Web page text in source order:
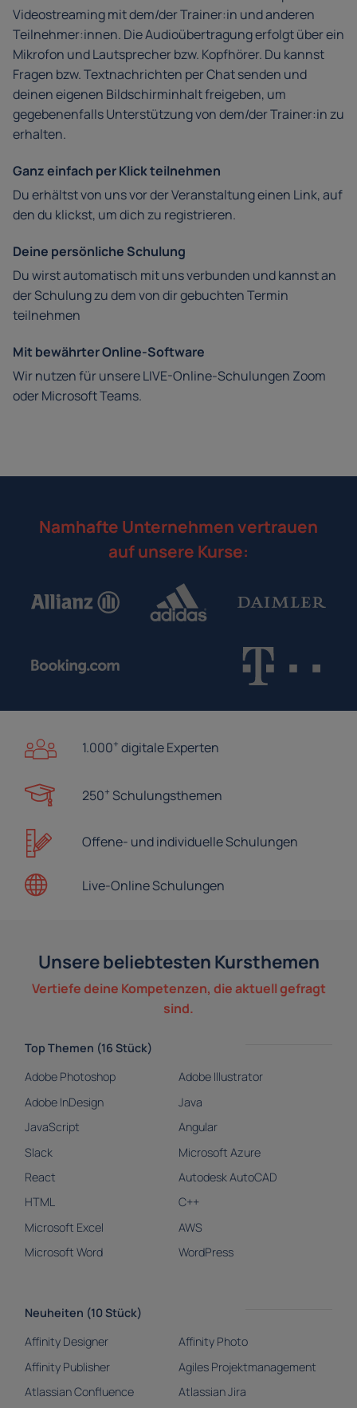
Videostreaming mit dem/der Trainer:in und anderen
Teilnehmer:innen. Die Audioübertragung erfolgt über ein
Mikrofon und Lautsprecher bzw. Kopfhörer. Du kannst
Fragen bzw. Textnachrichten per Chat senden und
deinen eigenen Bildschirminhalt freigeben, um
gegebenenfalls Unterstützung von dem/der Trainer:in zu
erhalten.
Ganz einfach per Klick teilnehmen
Du erhältst von uns vor der Veranstaltung einen Link, auf
den du klickst, um dich zu registrieren.
Deine persönliche Schulung
Du wirst automatisch mit uns verbunden und kannst an
der Schulung zu dem von dir gebuchten Termin
teilnehmen
Mit bewährter Online-Software
Wir nutzen für unsere LIVE-Online-Schulungen Zoom
oder Microsoft Teams.
Namhafte Unternehmen vertrauen
auf unsere Kurse:
1.000+ digitale Experten
250+ Schulungsthemen
Offene- undindividuelle Schulungen
Live-OnlineSchulungen
Unsere beliebtesten Kursthemen
Vertiefe deine Kompetenzen, die aktuell gefragt
sind.
Top Themen (16 Stück)
Adobe Photoshop
Adobe Illustrator
Adobe InDesign
Java
JavaScript
Angular
Slack
Microsoft Azure
React
Autodesk AutoCAD
HTML
C++
Microsoft Excel
AWS
Microsoft Word
WordPress
Neuheiten (10 Stück)
Affinity Designer
Affinity Photo
Affinity Publisher
Agiles Projektmanagement
Atlassian Confluence
Atlassian Jira